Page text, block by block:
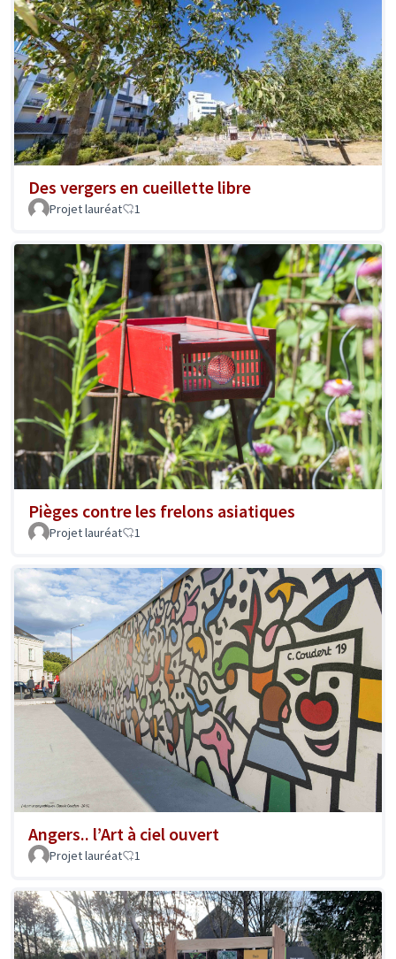
Des vergers en cueillette libre
Projet lauréat 1
Pièges contre les frelons asiatiques
Projet lauréat 1
Angers.. l’Art à ciel ouvert
Projet lauréat 1